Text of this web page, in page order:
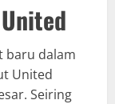
baru dalam
United
Seiring